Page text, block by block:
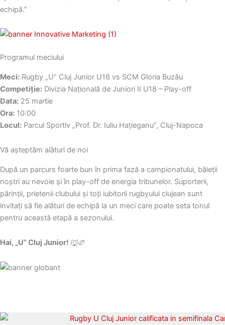
echipă.”
Programul meciului
Meci: Rugby „U” Cluj Junior U18 vs SCM Gloria Buzău
Competiție: Divizia Națională de Juniori II U18 – Play-off
Data: 25 martie
Ora: 10:00
Locul: Parcul Sportiv „Prof. Dr. Iuliu Hațieganu”, Cluj-Napoca
Vă așteptăm alături de noi
După un parcurs foarte bun în prima fază a campionatului, băieții
noștri au nevoie și în play-off de energia tribunelor. Suporterii,
părinții, prietenii clubului și toți iubitorii rugbyului clujean sunt
invitați să fie alături de echipă la un meci care poate seta tonul
pentru această etapă a sezonului.
Hai, „U” Cluj Junior! 🐺🏉